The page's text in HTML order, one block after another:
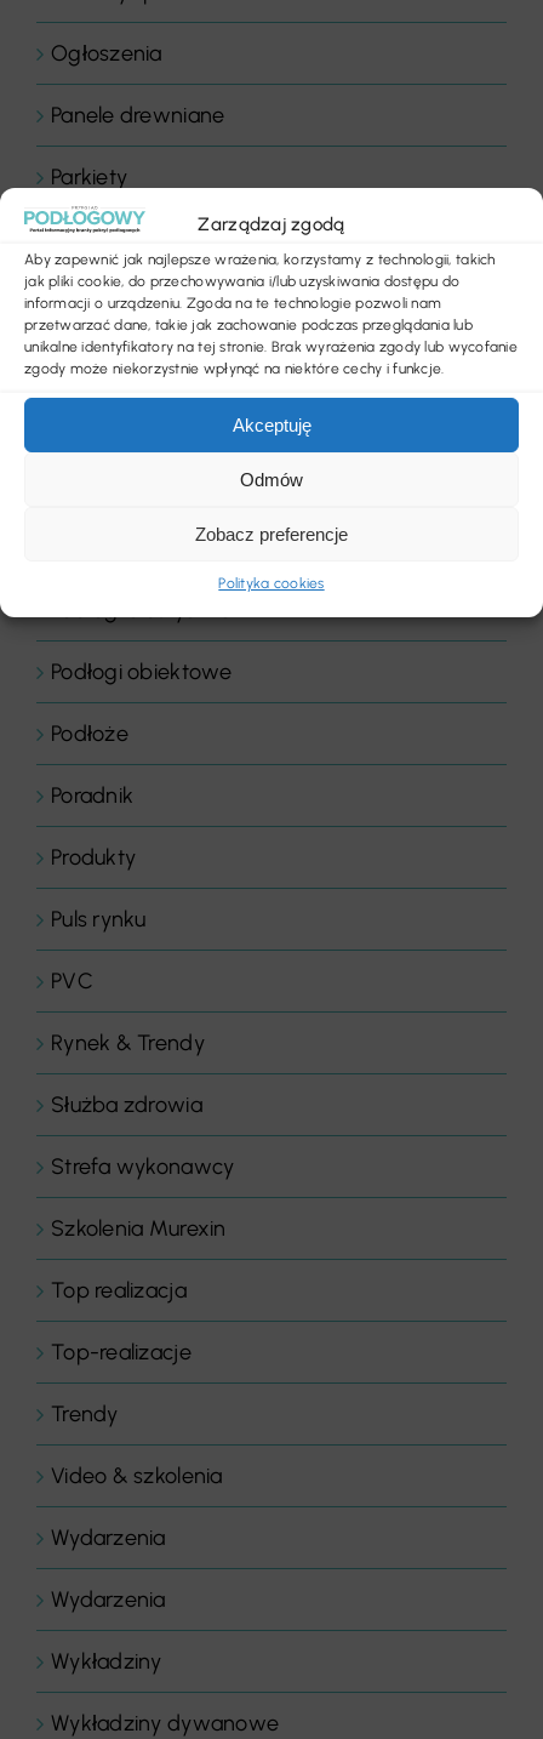
Zarządzaj zgodą
Aby zapewnić jak najlepsze wrażenia, korzystamy z technologii, takich
jak pliki cookie, do przechowywania i/lub uzyskiwania dostępu do
informacji o urządzeniu. Zgoda na te technologie pozwoli nam
przetwarzać dane, takie jak zachowanie podczas przeglądania lub
unikalne identyfikatory na tej stronie. Brak wyrażenia zgody lub wycofanie
zgody może niekorzystnie wpłynąć na niektóre cechy i funkcje.
Akceptuję
Odmów
Zobacz preferencje
Polityka cookies
Ogłoszenia
Panele drewniane
Parkiety
Placówki edukacyjne
Płytki dywanowe
Płyty
Podłogi drewniane
Podłogi obiektowe
Podłoże
Poradnik
Produkty
Puls rynku
PVC
Rynek & Trendy
Służba zdrowia
Strefa wykonawcy
Szkolenia Murexin
Top realizacja
Top-realizacje
Trendy
Video & szkolenia
Wydarzenia
Wydarzenia
Wykładziny
Wykładziny dywanowe